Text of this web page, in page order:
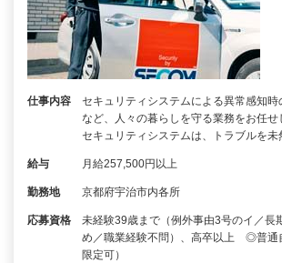
仕事内容
セキュリティシステムによる異常感知時
など、人々の暮らしを守る業務をお任
セキュリティシステムは、トラブルを
給与 月給257,500円以上
勤務地 京都府宇治市内各所
応募資格
未経験39歳まで（例外事由3号のイ／長
め／職業経験不問）、高卒以上 ◎普通
限定可）